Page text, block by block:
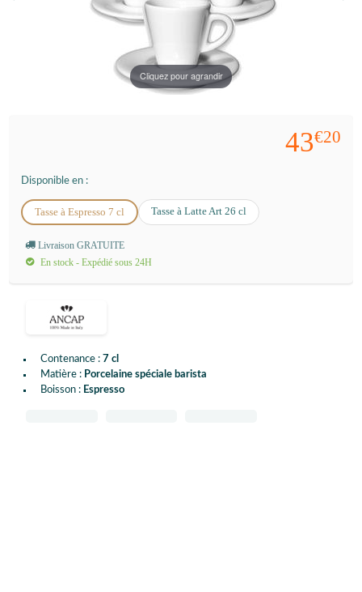
Cliquez pour agrandir
Contenance : 7 cl
Matière : Porcelaine spéciale barista
Boisson : Espresso
43€20
Disponible en :
Tasse à Espresso 7 cl Tasse à Latte Art 26 cl
Livraison GRATUITE
En stock - Expédié sous 24H